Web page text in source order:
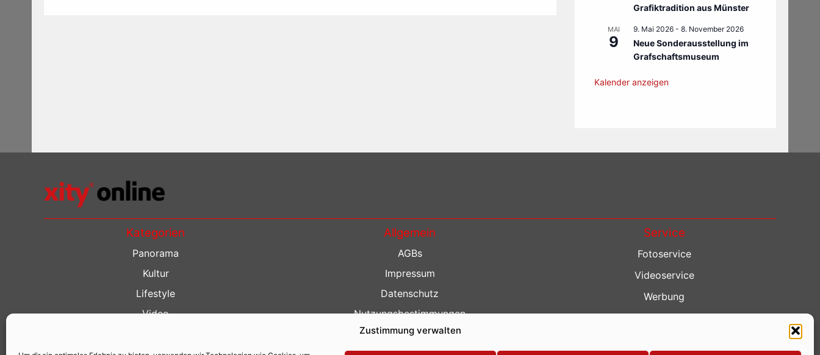
Zustimmung verwalten
Grafiktradition aus Münster
MAI
9
9. Mai 2026 - 8. November 2026
Neue Sonderausstellung im
Grafschaftsmuseum
Kalender anzeigen
Kategorien
Panorama
Kultur
Lifestyle
Video
Allgemein
AGBs
Impressum
Datenschutz
Nutzungsbestimmungen
Kontakt
Service
Fotoservice
Videoservice
Werbung